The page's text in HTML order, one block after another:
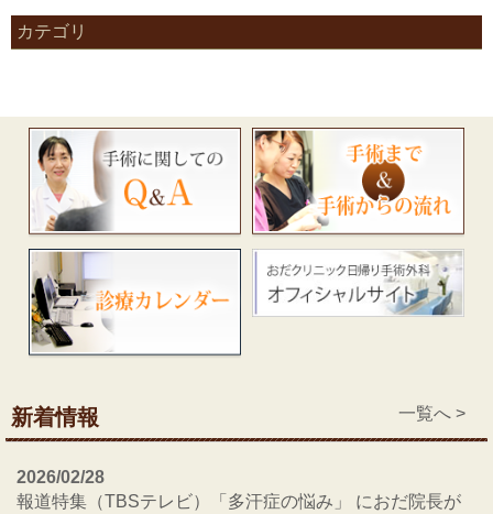
カテゴリ
新着情報 一覧へ >
2026/02/28
報道特集（TBSテレビ）「多汗症の悩み」 におだ院長が